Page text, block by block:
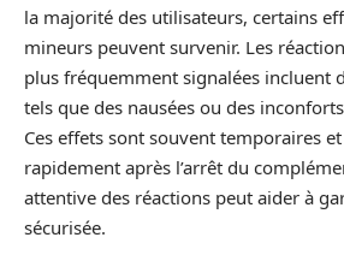
la majorité des utilisateurs, certains
mineurs peuvent survenir. Les
plus fréquemment signalées incluent
tels que des nausées ou des
Ces effets sont souvent temporaires
rapidement après l’arrêt du
attentive des réactions peut aider à
sécurisée.